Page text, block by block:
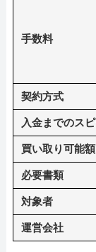
手数料
契約方式
入金までのス
買い取り可能額
必要書類
対象者
運営会社